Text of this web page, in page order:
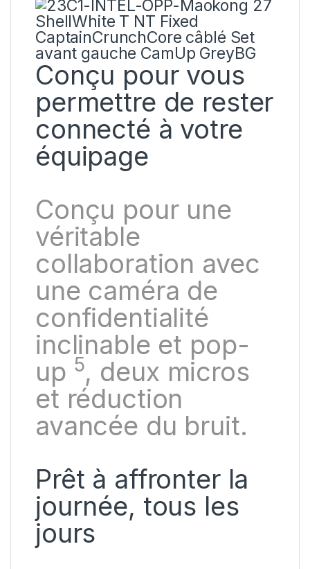
Conçu pour vous
permettre de rester
connecté à votre
équipage
Conçu pour une
véritable
collaboration avec
une caméra de
confidentialité
inclinable et pop-
up 5, deux micros
et réduction
avancée du bruit.
Prêt à affronter la
journée, tous les
jours